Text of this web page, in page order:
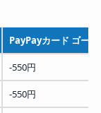
PayPayカード ゴー
-550円
-550円